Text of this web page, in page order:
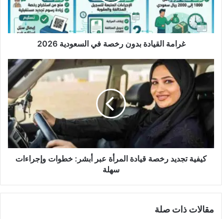
غرامة القيادة بدون رخصة في السعودية 2026
كيفية تجديد رخصة قيادة المرأة عبر أبشر: خطوات وإجراءات
سهلة
مقالات ذات صلة